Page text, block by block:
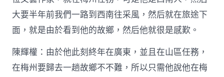
大要半年前我們一路到西南往采風，然后就在旅途下
面，就是由於看到他的故鄉，然后他就很是感歎。
陳輝權：由於他此刻終年在廣東，並且在山區任務，
在梅州要歸去一趟故鄉不不難，所以只需他說他在梅